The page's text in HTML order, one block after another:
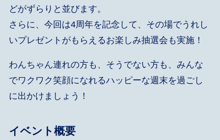
どがずらりと並びます。
さらに、今回は4周年を記念して、その場でうれし
いプレゼントがもらえるお楽しみ抽選会も実施！
わんちゃん連れの方も、そうでない方も、みんな
でワクワク笑顔になれるハッピーな週末を過ごし
に出かけましょう！
イベント概要